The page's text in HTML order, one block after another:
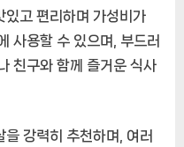
있고 편리하며 가성비가
사용할 수 있으며, 부드러
친구와 함께 즐거운 식사
강력히 추천하며, 여러